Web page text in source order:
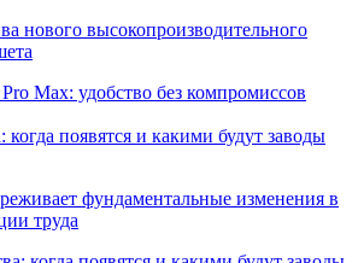
нового высокопроизводительного
появятся и какими будут заводы
фундаментальные изменения в
труда